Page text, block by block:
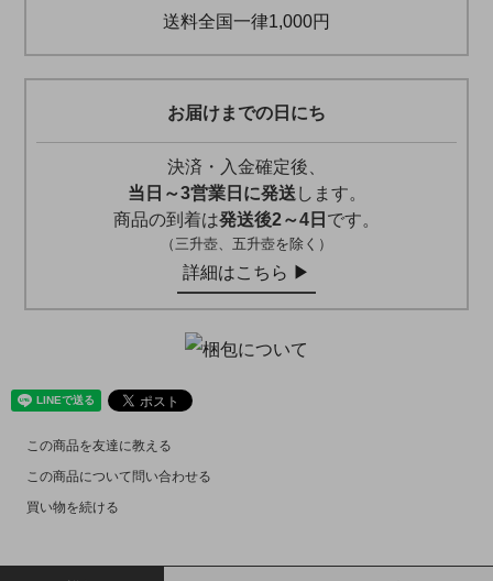
送料全国一律1,000円
お届けまでの日にち
決済・入金確定後、
当日～3営業日に発送 します。
商品の到着は発送後2～4日 です。
（三升壺、五升壺を除く）
詳細はこちら ▶︎
この商品を友達に教える
この商品について問い合わせる
買い物を続ける